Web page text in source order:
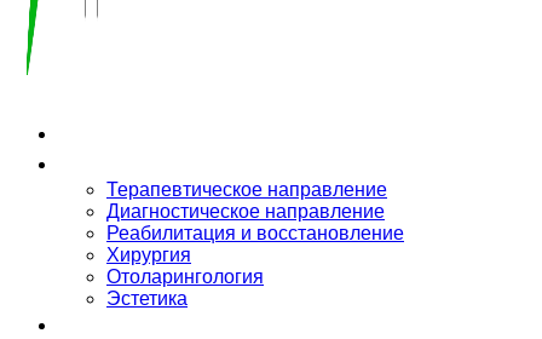
Терапевтическое направление
Диагностическое направление
Реабилитация и восстановление
Хирургия
Отоларингология
Эстетика